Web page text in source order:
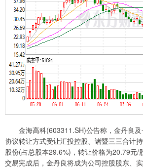
金海高科(603311.SH)公告称，金丹良及
协议转让方式受让汇投控股、诸暨三三合计
股份(占总股本29.6%)，转让价格为20.79元/
交易完成后，金丹良将成为公司控股股东、